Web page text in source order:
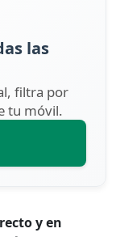
las
filtra por
tu móvil.
y en